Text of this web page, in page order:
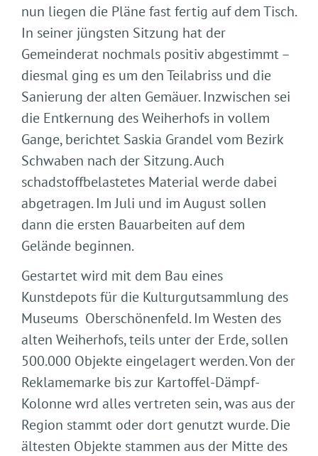
nun liegen die Pläne fast fertig auf dem Tisch.
In seiner jüngsten Sitzung hat der
Gemeinderat nochmals positiv abgestimmt –
diesmal ging es um den Teilabriss und die
Sanierung der alten Gemäuer. Inzwischen sei
die Entkernung des Weiherhofs in vollem
Gange, berichtet Saskia Grandel vom Bezirk
Schwaben nach der Sitzung. Auch
schadstoffbelastetes Material werde dabei
abgetragen. Im Juli und im August sollen
dann die ersten Bauarbeiten auf dem
Gelände beginnen.
Gestartet wird mit dem Bau eines
Kunstdepots für die Kulturgutsammlung des
Museums Oberschönenfeld. Im Westen des
alten Weiherhofs, teils unter der Erde, sollen
500.000 Objekte eingelagert werden. Von der
Reklamemarke bis zur Kartoffel-Dämpf-
Kolonne wrd alles vertreten sein, was aus der
Region stammt oder dort genutzt wurde. Die
ältesten Objekte stammen aus der Mitte des